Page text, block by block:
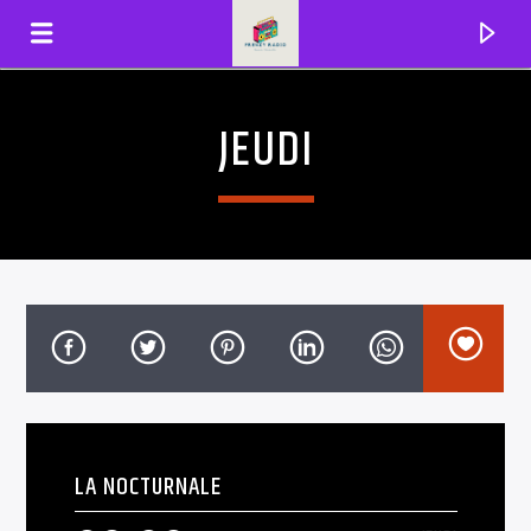
FRENZYRADIO
EN CE MOMENT
JEUDI
LA NOCTURNALE